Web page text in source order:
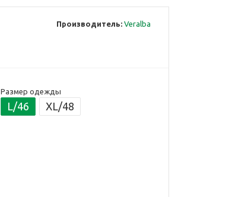
Производитель: Veralba
Размер одежды
L/46 XL/48